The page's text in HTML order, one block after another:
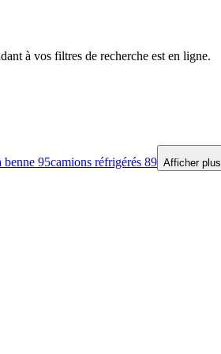
à vos filtres de recherche est en ligne.
benne 95camions réfrigérés 89 Afficher plus